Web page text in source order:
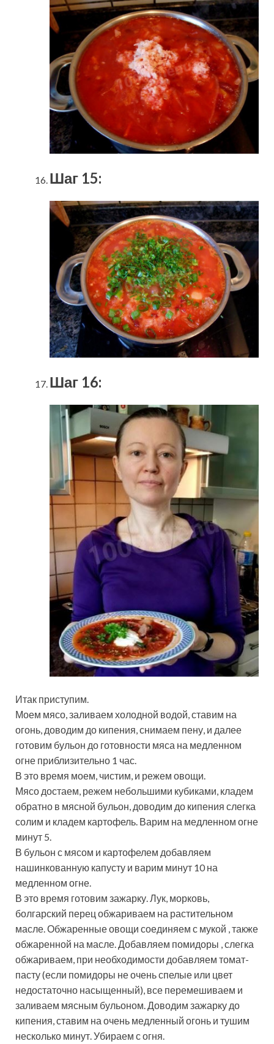
Шаг 15:
Шаг 16:
Итак приступим.
Моем мясо, заливаем холодной водой, ставим на
огонь, доводим до кипения, снимаем пену, и далее
готовим бульон до готовности мяса на медленном
огне приблизительно 1 час.
В это время моем, чистим, и режем овощи.
Мясо достаем, режем небольшими кубиками, кладем
обратно в мясной бульон, доводим до кипения слегка
солим и кладем картофель. Варим на медленном огне
минут 5.
В бульон с мясом и картофелем добавляем
нашинкованную капусту и варим минут 10 на
медленном огне.
В это время готовим зажарку. Лук, морковь,
болгарский перец обжариваем на растительном
масле. Обжаренные овощи соединяем с мукой , также
обжаренной на масле. Добавляем помидоры , слегка
обжариваем, при необходимости добавляем томат-
пасту (если помидоры не очень спелые или цвет
недостаточно насыщенный), все перемешиваем и
заливаем мясным бульоном. Доводим зажарку до
кипения, ставим на очень медленный огонь и тушим
несколько минут. Убираем с огня.